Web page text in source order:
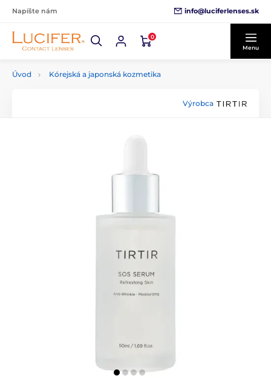
Napíšte nám info@luciferlenses.sk
0
Menu
Úvod Kórejská a japonská kozmetika
Výrobca